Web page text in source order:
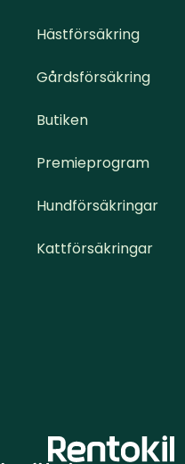
Hästförsäkring
Gårdsförsäkring
Butiken
Premieprogram
Hundförsäkringar
Kattförsäkringar